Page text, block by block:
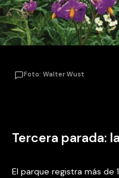
Foto: Walter Wust
Tercera parada:
El parque registra más de